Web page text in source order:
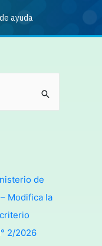
ayuda
de
Modifica la
2/2026